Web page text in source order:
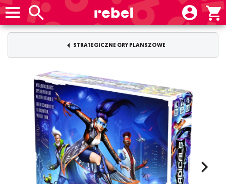
STRATEGICZNE GRY PLANSZOWE